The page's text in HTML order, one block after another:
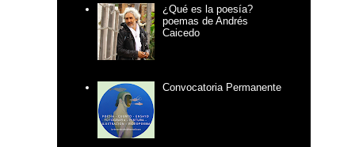
¿Qué es la poesía?
poemas de Andrés
Caicedo
Convocatoria Permanente